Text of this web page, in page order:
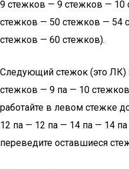
9 стежков — 9 стежков — 10
стежков — 50 стежков — 54
стежков — 60 стежков).
Следующий стежок (это ЛК)
стежков — 9 па — 10
работайте в левом стежке
12 па — 12 па — 14 па — 14
переведите оставшиеся